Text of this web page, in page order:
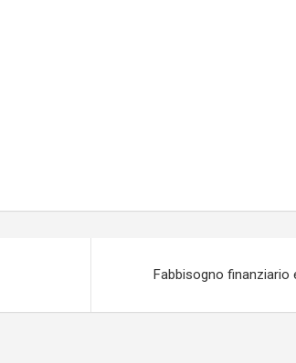
Fabbisogno finanziario